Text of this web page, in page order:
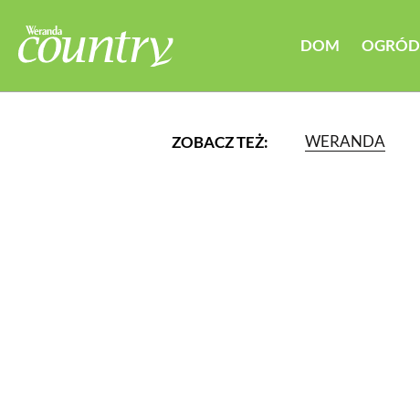
DOM OGRÓD
ZOBACZ TEŻ: WERANDA